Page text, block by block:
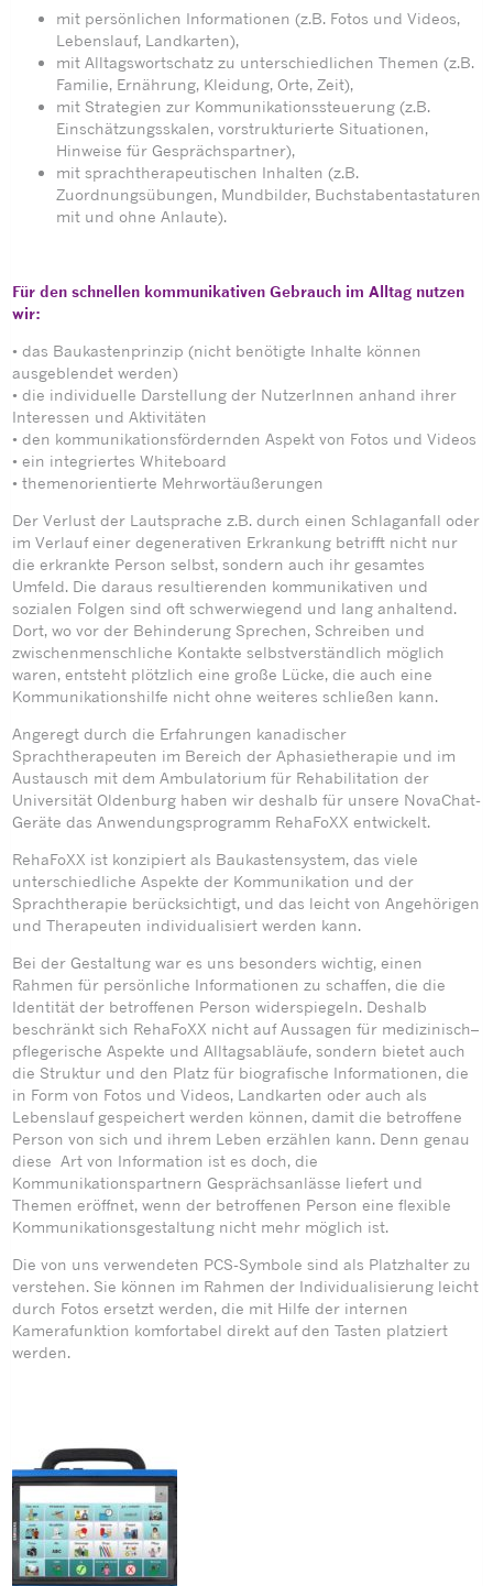
mit persönlichen Informationen (z.B. Fotos und Videos,
Lebenslauf, Landkarten),
mit Alltagswortschatz zu unterschiedlichen Themen (z.B.
Familie, Ernährung, Kleidung, Orte, Zeit),
mit Strategien zur Kommunikationssteuerung (z.B.
Einschätzungsskalen, vorstrukturierte Situationen,
Hinweise für Gesprächspartner),
mit sprachtherapeutischen Inhalten (z.B.
Zuordnungsübungen, Mundbilder, Buchstabentastaturen
mit und ohne Anlaute).
Für den schnellen kommunikativen Gebrauch im Alltag nutzen
wir:
• das Baukastenprinzip (nicht benötigte Inhalte können
ausgeblendet werden)
• die individuelle Darstellung der NutzerInnen anhand ihrer
Interessen und Aktivitäten
• den kommunikationsfördernden Aspekt von Fotos und Videos
• ein integriertes Whiteboard
• themenorientierte Mehrwortäußerungen
Der Verlust der Lautsprache z.B. durch einen Schlaganfall oder
im Verlauf einer degenerativen Erkrankung betrifft nicht nur
die erkrankte Person selbst, sondern auch ihr gesamtes
Umfeld. Die daraus resultierenden kommunikativen und
sozialen Folgen sind oft schwerwiegend und lang anhaltend.
Dort, wo vor der Behinderung Sprechen, Schreiben und
zwischenmenschliche Kontakte selbstverständlich möglich
waren, entsteht plötzlich eine große Lücke, die auch eine
Kommunikationshilfe nicht ohne weiteres schließen kann.
Angeregt durch die Erfahrungen kanadischer
Sprachtherapeuten im Bereich der Aphasietherapie und im
Austausch mit dem Ambulatorium für Rehabilitation der
Universität Oldenburg haben wir deshalb für unsere NovaChat-
Geräte das Anwendungsprogramm RehaFoXX entwickelt.
RehaFoXX ist konzipiert als Baukastensystem, das viele
unterschiedliche Aspekte der Kommunikation und der
Sprachtherapie berücksichtigt, und das leicht von Angehörigen
und Therapeuten individualisiert werden kann.
Bei der Gestaltung war es uns besonders wichtig, einen
Rahmen für persönliche Informationen zu schaffen, die die
Identität der betroffenen Person widerspiegeln. Deshalb
beschränkt sich RehaFoXX nicht auf Aussagen für medizinisch–
pflegerische Aspekte und Alltagsabläufe, sondern bietet auch
die Struktur und den Platz für biografische Informationen, die
in Form von Fotos und Videos, Landkarten oder auch als
Lebenslauf gespeichert werden können, damit die betroffene
Person von sich und ihrem Leben erzählen kann. Denn genau
diese Art von Information ist es doch, die
Kommunikationspartnern Gesprächsanlässe liefert und
Themen eröffnet, wenn der betroffenen Person eine flexible
Kommunikationsgestaltung nicht mehr möglich ist.
Die von uns verwendeten PCS-Symbole sind als Platzhalter zu
verstehen. Sie können im Rahmen der Individualisierung leicht
durch Fotos ersetzt werden, die mit Hilfe der internen
Kamerafunktion komfortabel direkt auf den Tasten platziert
werden.